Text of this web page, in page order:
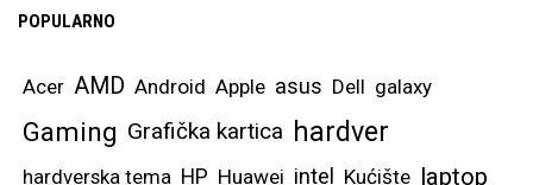
POPULARNO
Acer AMD Android Apple asus Dell galaxy
Gaming Grafička kartica hardver
hardverska tema HP Huawei intel Kućište laptop